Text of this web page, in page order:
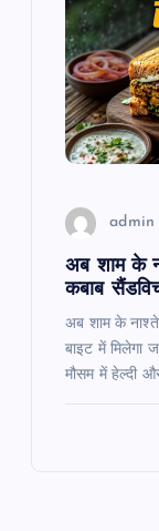
admin
अब शाम के
कबाब
अब शाम के
बाइट में मिलेगा
मौसम में हेल्दी